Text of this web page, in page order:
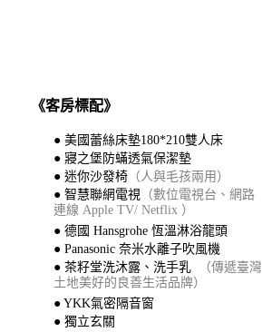
《客房標配》
● 美國蕾絲床墊180*210雙人床
● 寢之堡防蟎透氣保潔墊
● 迷你沙發椅（人與毛孩兩用）
● 智慧聯網電視（數位電視台、網路
連線 Apple TV/ Netflix ）
● 德國 Hansgrohe 恆溫淋浴龍頭
● Panasonic 奈米水離子吹風機
● 茶籽堂洗沐露、洗手乳
（傳遞臺灣
土地美好的良善生活品牌）
● YKK氣密隔音窗
● 獨立玄關